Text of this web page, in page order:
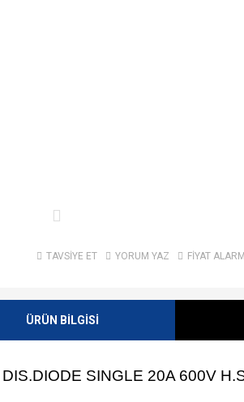
TAVSİYE ET YORUM YAZ FİYAT ALARMI
ÜRÜN BİLGİSİ
SINGLE 20A 600V